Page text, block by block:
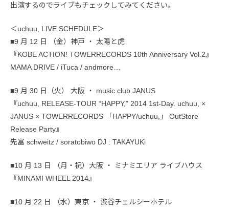
出演するのでライブもチェックしてみてください。
＜uchuu, LIVE SCHEDULE＞
■9 月 12 日 （金）神戸 ・ 太陽と虎
『KOBE ACTION! TOWERRECORDS 10th Anniversary Vol.2』
MAMA DRIVE / iTuca / andmore…
■9 月 30 日（火） 大阪 ・ music club JANUS
『uchuu, RELEASE-TOUR “HAPPY,” 2014 1st-Day. uchuu, ×
JANUS × TOWERRECORDS 「HAPPY/uchuu,」 OutStore
Release Party』
先富 schweitz / soratobiwo DJ : TAKAYUKi
■10 月 13 日 （月・祝）大阪 ・ ミナミエリア ライブハウス
『MINAMI WHEEL 2014』
■10 月 22 日 （水）東京 ・ 渋谷チェルシーホテル